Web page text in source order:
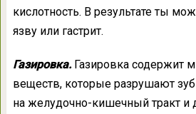
кислотность. В результате ты
язву или гастрит.
Газировка.Газировка содержит
веществ, которые разрушают
на желудочно-кишечный тракт